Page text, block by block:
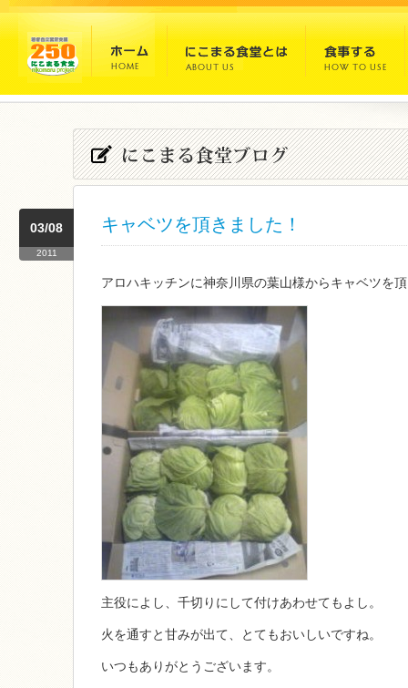
キャベツを頂きました！
03/08
2011
アロハキッチンに神奈川県の葉山様からキャベツを
主役によし、千切りにして付けあわせてもよし。
火を通すと甘みが出て、とてもおいしいですね。
いつもありがとうございます。